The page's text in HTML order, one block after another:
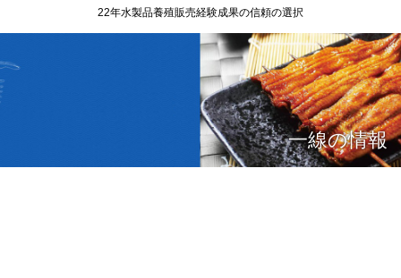
22年水製品養殖販売経験成果の信頼の選択
一線の情報